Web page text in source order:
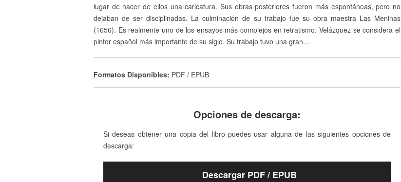
lugar de hacer de ellos una caricatura. Sus obras posteriores fueron más espontáneas, pero no
dejaban de ser disciplinadas. La culminación de su trabajo fue su obra maestra Las Meninas
(1656). Es realmente uno de los ensayos más complejos en retratismo. Velázquez se considera el
pintor español más importante de su siglo. Su trabajo tuvo una gran…
Formatos Disponibles: PDF / EPUB
Opciones de descarga:
Si deseas obtener una copia del libro puedes usar alguna de las siguientes opciones de
descarga:
Descargar PDF / EPUB